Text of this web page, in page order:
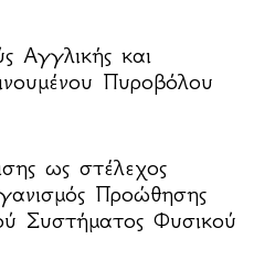
Αγγλικής και
Πυροβόλου
ως στέλεχος
Προώθησης
Συστήματος Φυσικού